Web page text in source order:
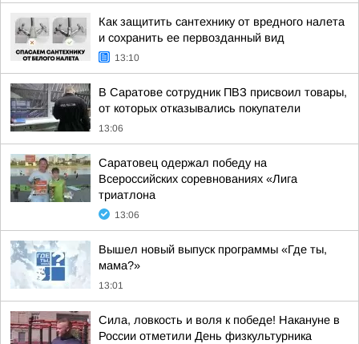
Как защитить сантехнику от вредного налета
и сохранить ее первозданный вид
13:10
В Саратове сотрудник ПВЗ присвоил товары,
от которых отказывались покупатели
13:06
Саратовец одержал победу на
Всероссийских соревнованиях «Лига
триатлона
13:06
Вышел новый выпуск программы «Где ты,
мама?»
13:01
Сила, ловкость и воля к победе! Накануне в
России отметили День физкультурника